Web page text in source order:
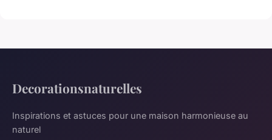
Decorationsnaturelles
Inspirations et astuces pour une maison harmonieuse au
naturel